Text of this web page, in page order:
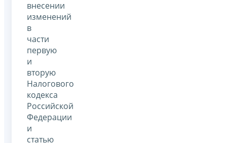
внесении
изменений
в
части
первую
и
вторую
Налогового
кодекса
Российской
Федерации
и
статью